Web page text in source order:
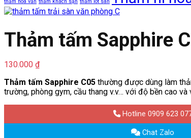
Thảm tấm Sapphire
130.000 ₫
Thảm tấm Sapphire C05 thường được dùng làm
trường, phòng gym, cầu thang v.v… với độ bền cao và
Hotline 0909 623
Chat Zalo